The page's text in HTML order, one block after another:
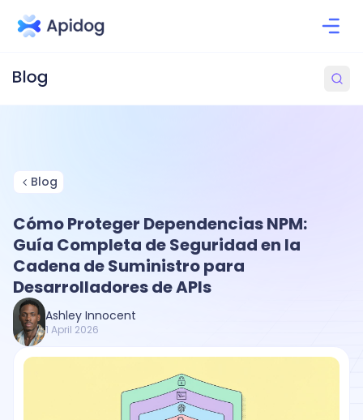
Blog
Cómo Proteger Dependencias NPM:
Guía Completa de Seguridad en la
Cadena de Suministro para
Desarrolladores de APIs
Ashley Innocent
1 April 2026